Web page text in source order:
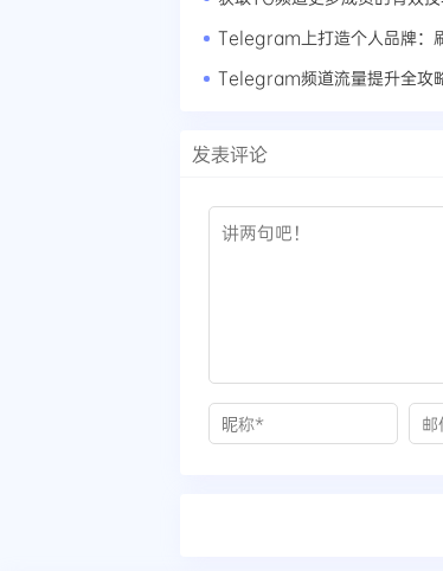
Telegram上打造个人品牌：
发表评论